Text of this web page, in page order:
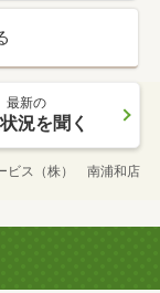
最新の
況を聞く
ビス（株） 南浦和店